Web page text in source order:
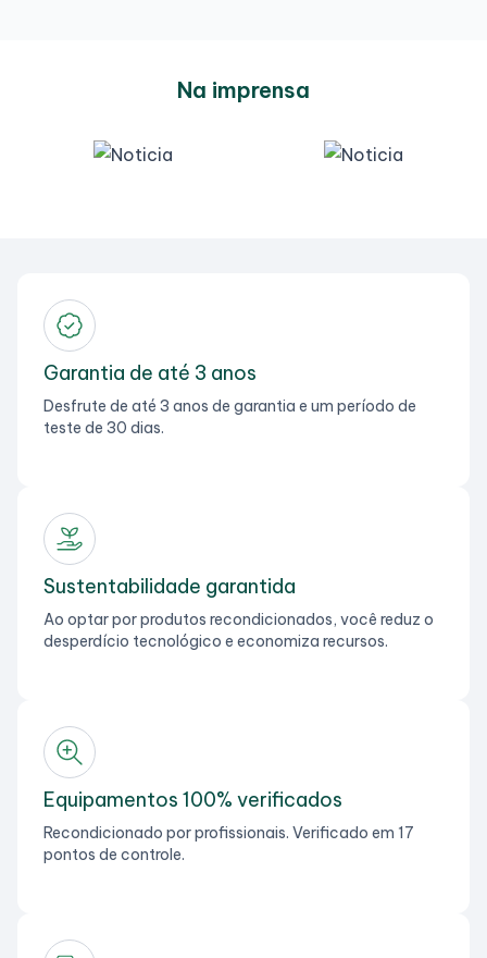
Na imprensa
Garantia de até 3 anos
Desfrute de até 3 anos de garantia e um período de
teste de 30 dias.
Sustentabilidade garantida
Ao optar por produtos recondicionados, você reduz o
desperdício tecnológico e economiza recursos.
Equipamentos 100% verificados
Recondicionado por profissionais. Verificado em 17
pontos de controle.